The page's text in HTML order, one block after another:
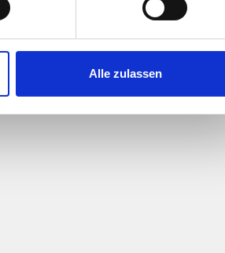
Alle zulassen